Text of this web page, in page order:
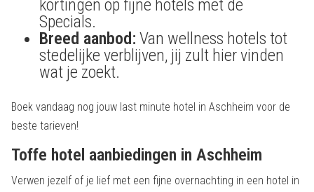
kortingen op fijne hotels met de
Specials.
Breed aanbod: Van wellness hotels tot
stedelijke verblijven, jij zult hier vinden
wat je zoekt.
Boek vandaag nog jouw last minute hotel in Aschheim voor de
beste tarieven!
Toffe hotel aanbiedingen in Aschheim
Verwen jezelf of je lief met een fijne overnachting in een hotel in